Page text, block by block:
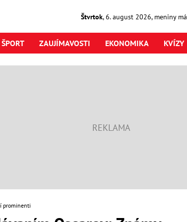
Štvrtok,6. august2026, meniny má
ŠPORT ZAUJÍMAVOSTI EKONOMIKA KVÍZY
prominenti